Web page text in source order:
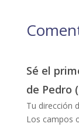
Sé el
de Pedro
Tu dirección
Los campos